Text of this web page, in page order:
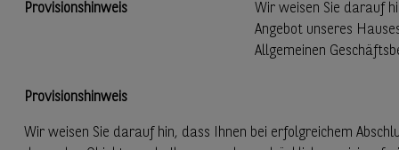
Provisionshinweis
Wir weisen Sie darauf
Angebot unseres
Allgemeinen
Provisionshinweis
Wir weisen Sie darauf hin, dass Ihnen bei erfolgreichem